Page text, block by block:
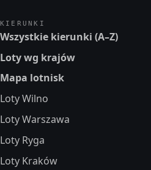
KIERUNKI
Wszystkie kierunki (A–Z)
Loty wg krajów
Mapa lotnisk
Loty Wilno
Loty Warszawa
Loty Ryga
Loty Kraków